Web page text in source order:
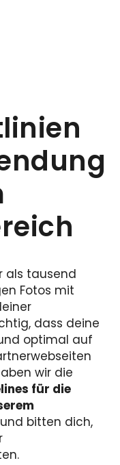
als tausend
Fotos mit
dass deine
optimal auf
wir die
für die
und bitten dich,